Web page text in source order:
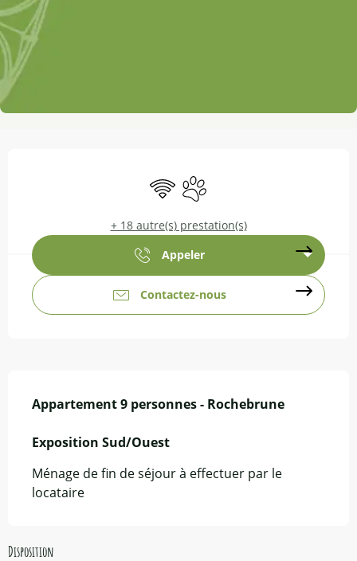
WiFi Animaux acceptés
+ 18 autre(s) prestation(s)
Appeler
Contactez-nous
Appartement 9 personnes - Rochebrune
Exposition Sud/Ouest
Ménage de fin de séjour à effectuer par le
locataire
Disposition